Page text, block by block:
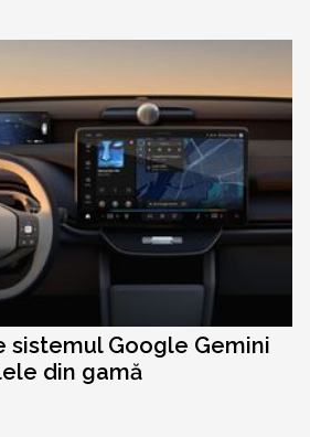
sistemul Google Gemini
din gamă